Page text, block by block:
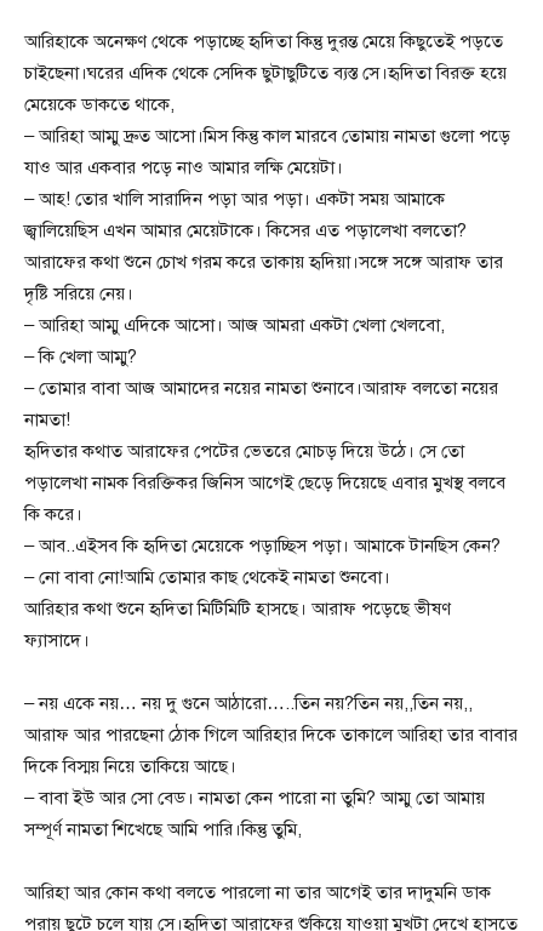
আরিহাকে অনেক্ষণ থেকে পড়াচ্ছে হৃদিতা কিন্তু দুরন্ত মেয়ে কিছুতেই পড়তে
চাইছেনা।ঘরের এদিক থেকে সেদিক ছুটাছুটিতে ব্যস্ত সে।হৃদিতা বিরক্ত হয়ে
মেয়েকে ডাকতে থাকে,
– আরিহা আম্মু দ্রুত আসো।মিস কিন্তু কাল মারবে তোমায় নামতা গুলো পড়ে
যাও আর একবার পড়ে নাও আমার লক্ষি মেয়েটা।
– আহ! তোর খালি সারাদিন পড়া আর পড়া। একটা সময় আমাকে
জ্বালিয়েছিস এখন আমার মেয়েটাকে। কিসের এত পড়ালেখা বলতো?
আরাফের কথা শুনে চোখ গরম করে তাকায় হৃদিয়া।সঙ্গে সঙ্গে আরাফ তার
দৃষ্টি সরিয়ে নেয়।
– আরিহা আম্মু এদিকে আসো। আজ আমরা একটা খেলা খেলবো,
– কি খেলা আম্মু?
– তোমার বাবা আজ আমাদের নয়ের নামতা শুনাবে।আরাফ বলতো নয়ের
নামতা!
হৃদিতার কথাত আরাফের পেটের ভেতরে মোচড় দিয়ে উঠে। সে তো
পড়ালেখা নামক বিরক্তিকর জিনিস আগেই ছেড়ে দিয়েছে এবার মুখস্থ বলবে
কি করে।
– আব..এইসব কি হৃদিতা মেয়েকে পড়াচ্ছিস পড়া। আমাকে টানছিস কেন?
– নো বাবা নো!আমি তোমার কাছ থেকেই নামতা শুনবো।
আরিহার কথা শুনে হৃদিতা মিটিমিটি হাসছে। আরাফ পড়েছে ভীষণ
ফ্যাসাদে।
– নয় একে নয়… নয় দু গুনে আঠারো…..তিন নয়?তিন নয়,,তিন নয়,,
আরাফ আর পারছেনা ঠোক গিলে আরিহার দিকে তাকালে আরিহা তার বাবার
দিকে বিস্ময় নিয়ে তাকিয়ে আছে।
– বাবা ইউ আর সো বেড। নামতা কেন পারো না তুমি? আম্মু তো আমায়
সম্পূর্ণ নামতা শিখেছে আমি পারি।কিন্তু তুমি,
আরিহা আর কোন কথা বলতে পারলো না তার আগেই তার দাদুমনি ডাক
পরায় ছুটে চলে যায় সে।হৃদিতা আরাফের শুকিয়ে যাওয়া মুখটা দেখে হাসতে